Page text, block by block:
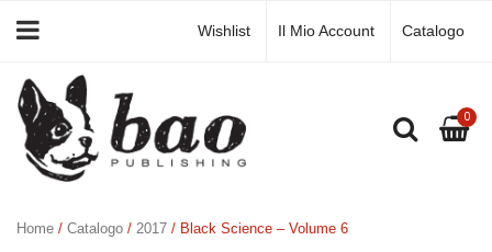
Wishlist Il Mio Account Catalogo
0
Home / Catalogo / 2017 / Black Science – Volume 6